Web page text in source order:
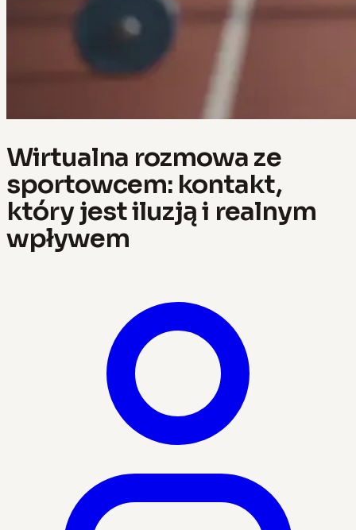
Wirtualna rozmowa ze
sportowcem: kontakt,
który jest iluzją i realnym
wpływem